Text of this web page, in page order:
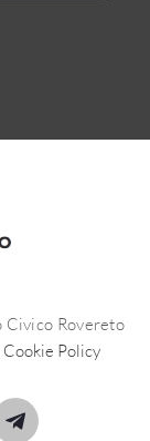
Rovereto
Cookie Policy